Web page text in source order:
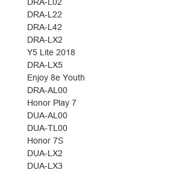
DRA-L22
DRA-L42
DRA-LX2
Y5 Lite 2018
DRA-LX5
Enjoy 8e Youth
DRA-AL00
Honor Play 7
DUA-AL00
DUA-TL00
Honor 7S
DUA-LX2
DUA-LX3